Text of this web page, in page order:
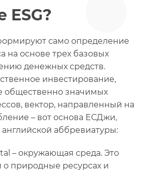
ESG?
само определение
на основе трех базовых
денежных средств.
инвестирование,
общественно значимых
вектор, направленный на
– вот основа ЕСДжи,
аббревиатуры:
– окружающая среда. Это
о природные ресурсах и